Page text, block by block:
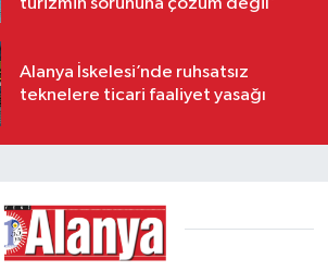
Alanya İskelesi’nde ruhsatsız
teknelere ticari faaliyet yasağı